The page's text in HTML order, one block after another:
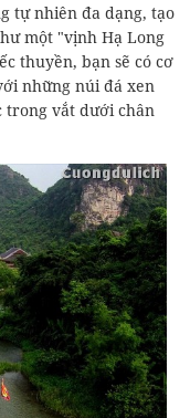
tự nhiên đa dạng, tạo
một "vịnh Hạ Long
thuyền, bạn sẽ có cơ
những núi đá xen
trong vắt dưới chân